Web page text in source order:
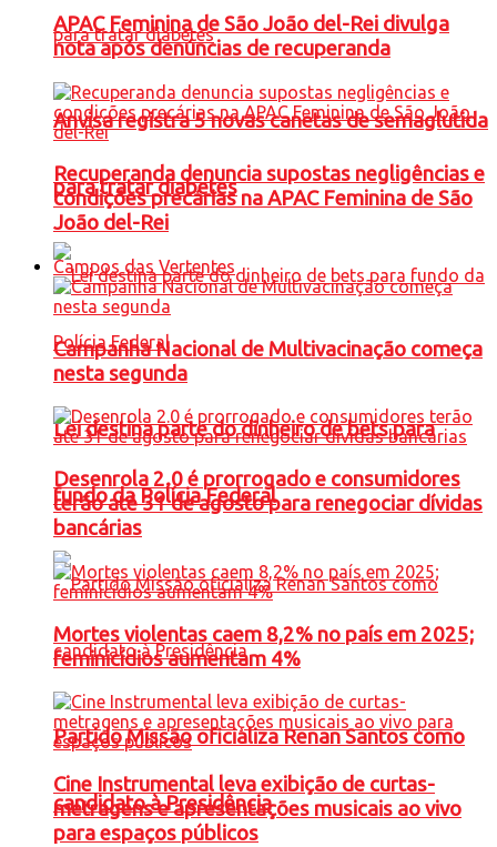
Anvisa registra 5 novas canetas de semaglutida
para tratar diabetes
Lei destina parte do dinheiro de bets para
fundo da Polícia Federal
Partido Missão oficializa Renan Santos como
candidato à Presidência
APAC Feminina de São João del-Rei divulga
nota após denúncias de recuperanda
Recuperanda denuncia supostas negligências e
condições precárias na APAC Feminina de São
João del-Rei
Campos das Vertentes
Campanha Nacional de Multivacinação começa
nesta segunda
Desenrola 2.0 é prorrogado e consumidores
terão até 31 de agosto para renegociar dívidas
bancárias
Mortes violentas caem 8,2% no país em 2025;
feminicídios aumentam 4%
Cine Instrumental leva exibição de curtas-
metragens e apresentações musicais ao vivo
para espaços públicos